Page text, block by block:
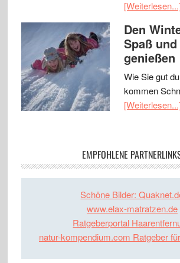
[Weiterlesen...]
Den
Spaß
genießen
Wie Sie gut
kommen
[Weiterlesen...]
EMPFOHLENE
Schöne Bilder:
www.elax-matratzen.de
Ratgeberportal
natur-kompendium.com Ratgeber